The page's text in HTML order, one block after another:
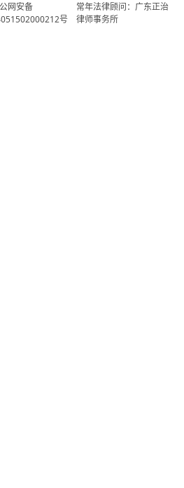
网安备
号
常年法律顾问：广东正治
律师事务所